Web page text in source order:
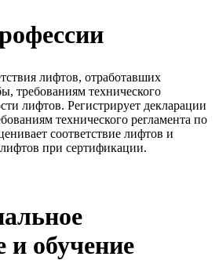
лифтов, отработавших
требованиям технического
лифтов. Регистрирует декларации
технического регламента по
соответствие лифтов и
при сертификации.
и обучение